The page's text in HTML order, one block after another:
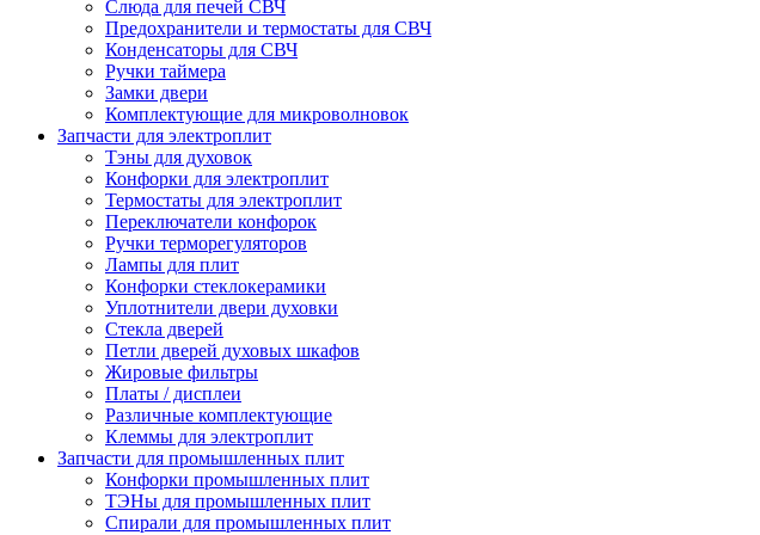
Слюда для печей СВЧ
Предохранители и термостаты для СВЧ
Конденсаторы для СВЧ
Ручки таймера
Замки двери
Комплектующие для микроволновок
Запчасти для электроплит
Тэны для духовок
Конфорки для электроплит
Термостаты для электроплит
Переключатели конфорок
Ручки терморегуляторов
Лампы для плит
Конфорки стеклокерамики
Уплотнители двери духовки
Стекла дверей
Петли дверей духовых шкафов
Жировые фильтры
Платы / дисплеи
Различные комплектующие
Клеммы для электроплит
Запчасти для промышленных плит
Конфорки промышленных плит
ТЭНы для промышленных плит
Спирали для промышленных плит